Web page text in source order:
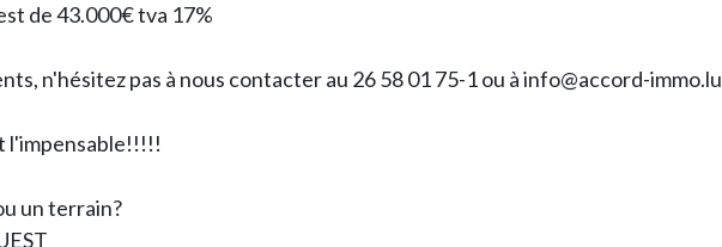
de 43.000€ tva 17%
n'hésitez pas à nous contacter au 26 58 01 75-1 ou à info@accord-immo.lu
l'impensable!!!!!
un terrain?